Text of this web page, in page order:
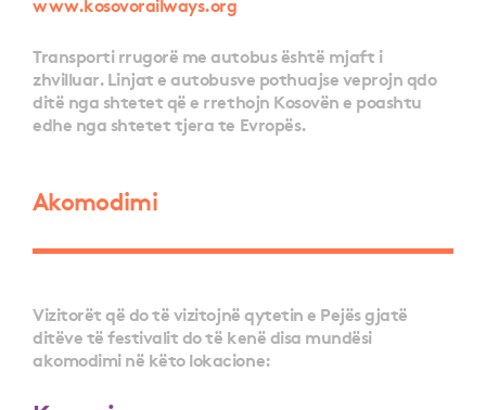
Transporti rrugorë me autobus është mjaft i
zhvilluar. Linjat e autobusve pothuajse veprojn qdo
ditë nga shtetet që e rrethojn Kosovën e poashtu
edhe nga shtetet tjera te Evropës.
Akomodimi
Vizitorët që do të vizitojnë qytetin e Pejës gjatë
ditëve të festivalit do të kenë disa mundësi
akomodimi në këto lokacione: